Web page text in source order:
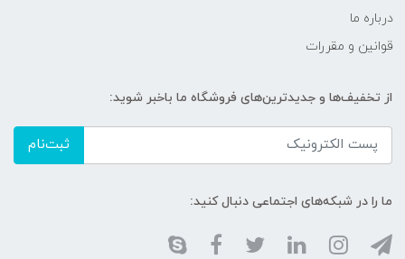
درباره ما
قوانین و مقررات
از تخفیف‌ها و جدیدترین‌های فروشگاه ما باخبر شوید:
ثبت‌نام
ما را در شبکه‌های اجتماعی دنبال کنید: